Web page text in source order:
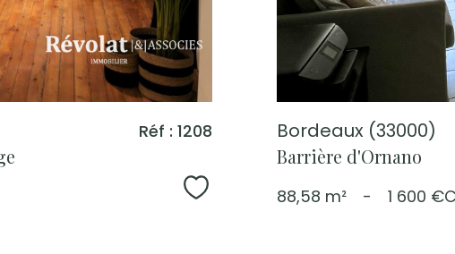
Réf : 1208
Sélectionner
Bordeaux (33000)
Barrière d'Ornano
88,58 m² - 1 600 €